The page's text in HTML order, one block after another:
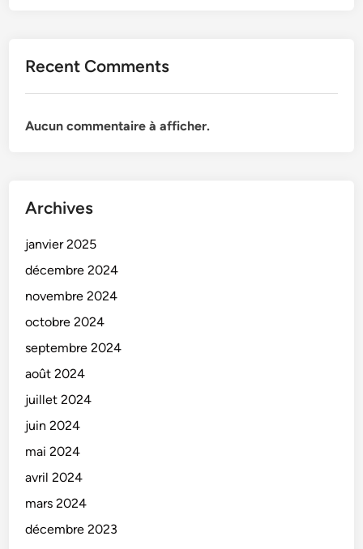
Recent Comments
Aucun commentaire à afficher.
Archives
janvier 2025
décembre 2024
novembre 2024
octobre 2024
septembre 2024
août 2024
juillet 2024
juin 2024
mai 2024
avril 2024
mars 2024
décembre 2023